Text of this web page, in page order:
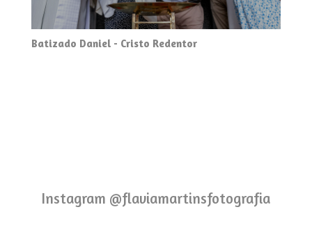
Batizado Daniel - Cristo Redentor
Instagram @flaviamartinsfotografia